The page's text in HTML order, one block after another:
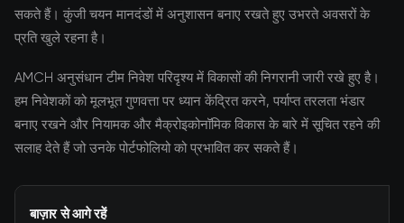
सकते हैं। कुंजी चयन मानदंडों में अनुशासन बनाए रखते हुए उभरते अवसरों के
प्रति खुले रहना है।
AMCH अनुसंधान टीम निवेश परिदृश्य में विकासों की निगरानी जारी रखे हुए है।
हम निवेशकों को मूलभूत गुणवत्ता पर ध्यान केंद्रित करने, पर्याप्त तरलता भंडार
बनाए रखने और नियामक और मैक्रोइकोनॉमिक विकास के बारे में सूचित रहने की
सलाह देते हैं जो उनके पोर्टफोलियो को प्रभावित कर सकते हैं।
बाज़ार से आगे रहें